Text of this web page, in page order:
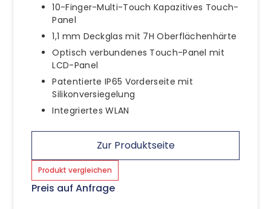
10-Finger-Multi-Touch Kapazitives Touch-
Panel
1,1 mm Deckglas mit 7H Oberflächenhärte
Optisch verbundenes Touch-Panel mit
LCD-Panel
Patentierte IP65 Vorderseite mit
Silikonversiegelung
Integriertes WLAN
Zur Produktseite
Produkt vergleichen
Preis auf Anfrage